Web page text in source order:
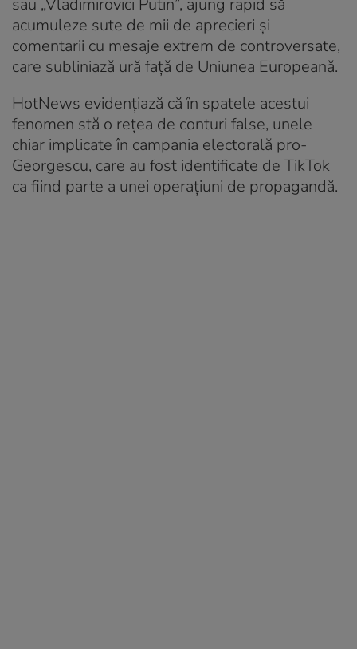
sau „Vladimirovici Putin”, ajung rapid să
acumuleze sute de mii de aprecieri și
comentarii cu mesaje extrem de controversate,
care subliniază ură față de Uniunea Europeană.
HotNews evidențiază că în spatele acestui
fenomen stă o rețea de conturi false, unele
chiar implicate în campania electorală pro-
Georgescu, care au fost identificate de TikTok
ca fiind parte a unei operațiuni de propagandă.